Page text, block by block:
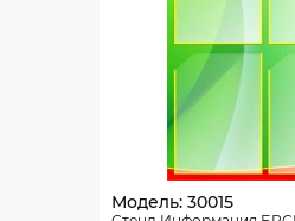
Модель: 30015